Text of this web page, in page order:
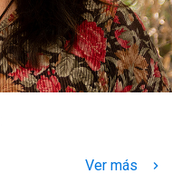
Ver más keyboard_arrow_right